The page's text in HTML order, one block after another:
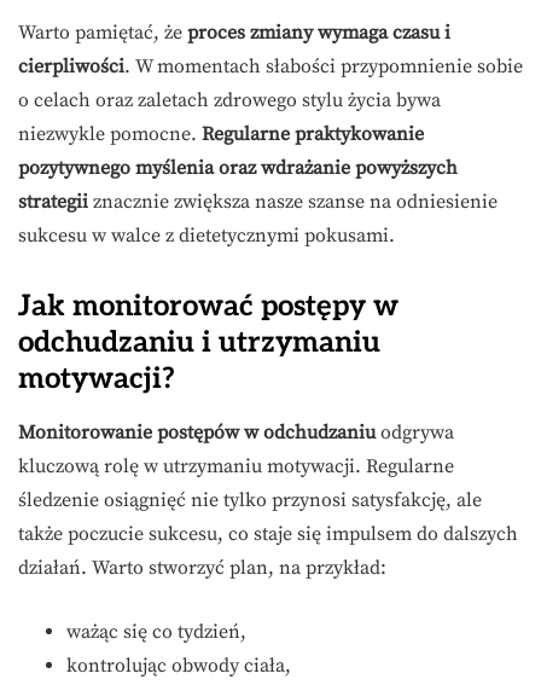
Warto pamiętać, że proces zmiany wymaga czasu i
cierpliwości. W momentach słabości przypomnienie sobie
o celach oraz zaletach zdrowego stylu życia bywa
niezwykle pomocne. Regularne praktykowanie
pozytywnego myślenia oraz wdrażanie powyższych
strategii znacznie zwiększa nasze szanse na odniesienie
sukcesu w walce z dietetycznymi pokusami.
Jak monitorować postępy w
odchudzaniu i utrzymaniu
motywacji?
Monitorowanie postępów w odchudzaniuodgrywa
kluczową rolę w utrzymaniu motywacji. Regularne
śledzenie osiągnięć nie tylko przynosi satysfakcję, ale
także poczucie sukcesu, co staje się impulsem do dalszych
działań. Warto stworzyć plan, na przykład:
ważąc się co tydzień,
kontrolując obwody ciała,